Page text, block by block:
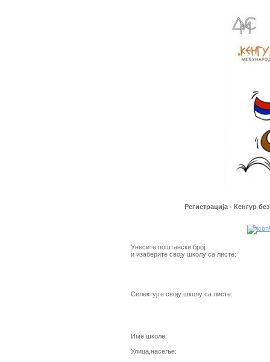
Регистрација - Кенгур
Унесите поштански број
и изаберите своју школу са листе:
Селектујте своју школу са листе:
Име школе:
Улица,насеље: